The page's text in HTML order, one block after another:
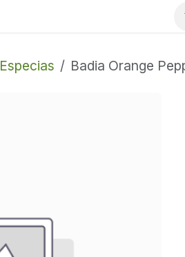
Especias Badia Orange